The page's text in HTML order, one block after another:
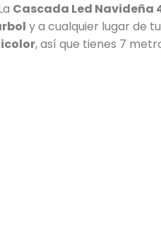
Cascada Led Navideña
y a cualquier lugar de
, así que tienes 7